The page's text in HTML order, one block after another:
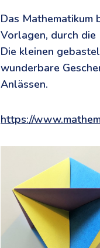
Das Mathematikum
Vorlagen, durch
Die kleinen
wunderbare
Anlässen.
https://